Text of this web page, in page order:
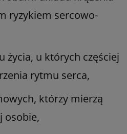
ryzykiem sercowo-
życia, u których częściej
rytmu serca,
którzy mierzą
osobie,